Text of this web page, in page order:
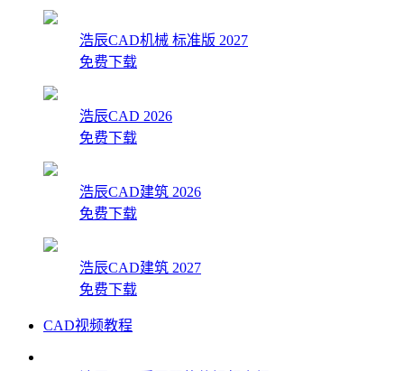
浩辰CAD机械 标准版 2027
免费下载
浩辰CAD 2026
免费下载
浩辰CAD建筑 2026
免费下载
浩辰CAD建筑 2027
免费下载
CAD视频教程